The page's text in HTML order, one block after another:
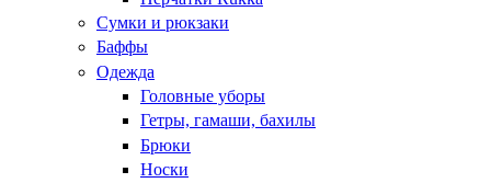
Сумки и рюкзаки
Баффы
Одежда
Головные уборы
Гетры, гамаши, бахилы
Брюки
Носки